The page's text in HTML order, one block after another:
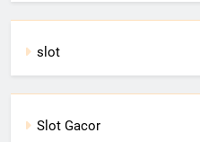
slot
Slot Gacor